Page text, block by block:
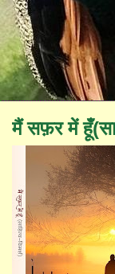
मैं सफ़र में